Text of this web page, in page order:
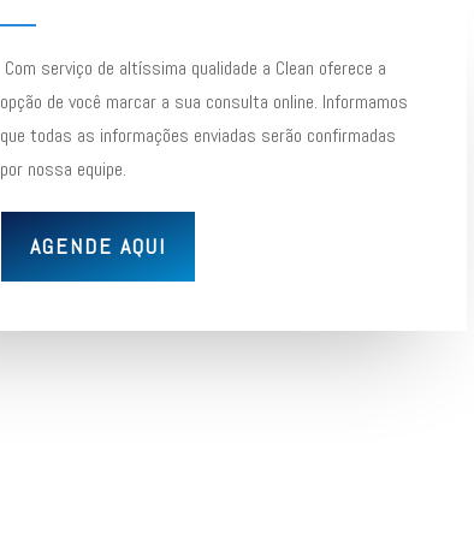
Com serviço de altíssima qualidade a Clean oferece a
opção de você marcar a sua consulta online. Informamos
que todas as informações enviadas serão confirmadas
por nossa equipe.
AGENDE AQUI